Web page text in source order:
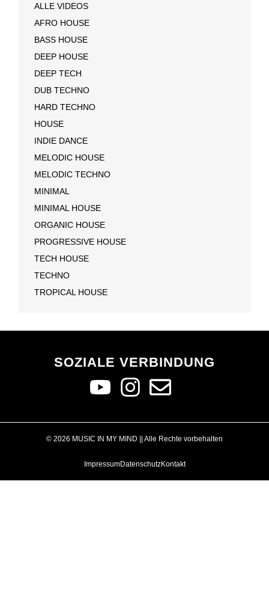
ALLE VIDEOS
AFRO HOUSE
BASS HOUSE
DEEP HOUSE
DEEP TECH
DUB TECHNO
HARD TECHNO
HOUSE
INDIE DANCE
MELODIC HOUSE
MELODIC TECHNO
MINIMAL
MINIMAL HOUSE
ORGANIC HOUSE
PROGRESSIVE HOUSE
TECH HOUSE
TECHNO
TROPICAL HOUSE
SOZIALE VERBINDUNG
© 2026 MUSIC IN MY MIND || Alle Rechte vorbehalten
ImpressumDatenschutzKontakt